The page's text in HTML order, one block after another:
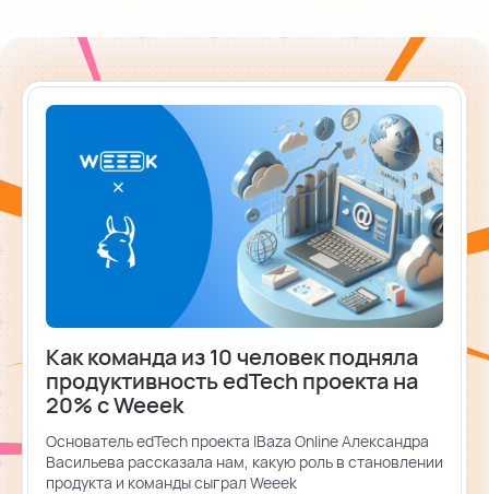
тарифные планы для любых команд
помощь
помогаем научиться работать в Weeek
Как команда из 10 человек подняла
продуктивность edTech проекта на
20% с Weeek
Основатель edTech проекта IBaza Online Александра
Васильева рассказала нам, какую роль в становлении
продукта и команды сыграл Weeek